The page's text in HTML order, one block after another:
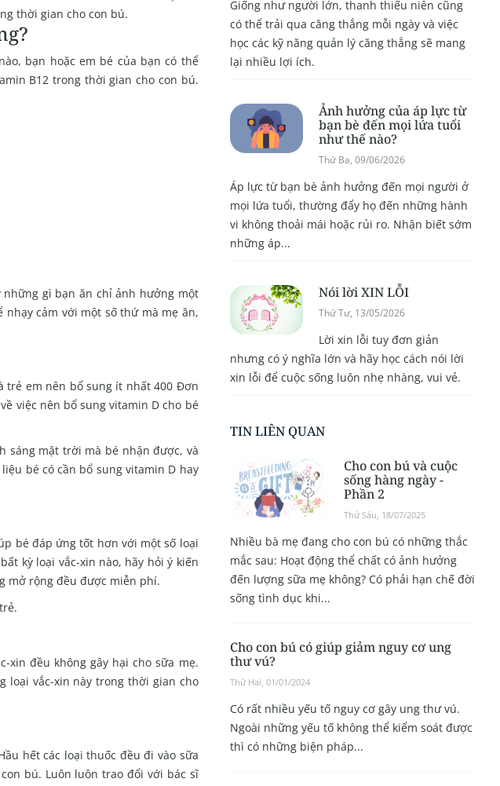
thời gian cho con bú.
bạn hoặc em bé của bạn có thể
B12 trong thời gian cho con bú.
gì bạn ăn chỉ ảnh hưởng một
cảm với một số thứ mà mẹ ăn,
trẻ em nên bổ sung ít nhất 400 Đơn
việc nên bổ sung vitamin D cho bé
sáng mặt trời mà bé nhận được, và
bé có cần bổ sung vitamin D hay
bé đáp ứng tốt hơn với một số loại
kỳ loại vắc-xin nào, hãy hỏi ý kiến
mở rộng đều được miễn phí.
xin đều không gây hại cho sữa mẹ.
loại vắc-xin này trong thời gian cho
hết các loại thuốc đều đi vào sữa
bú. Luôn luôn trao đổi với bác sĩ
Giống như người lớn, thanh thiếu niên cũng
có thể trải qua căng thẳng mỗi ngày và việc
học các kỹ năng quản lý căng thẳng sẽ mang
lại nhiều lợi ích.
Ảnh hưởng của áp lực từ
bạn bè đến mọi lứa tuổi
như thế nào?
Thứ Ba, 09/06/2026
Áp lực từ bạn bè ảnh hưởng đến mọi người ở
mọi lứa tuổi, thường đẩy họ đến những hành
vi không thoải mái hoặc rủi ro. Nhận biết sớm
những áp...
Nói lời XIN LỖI
Thứ Tư, 13/05/2026
Lời xin lỗi tuy đơn giản
nhưng có ý nghĩa lớn và hãy học cách nói lời
xin lỗi để cuộc sống luôn nhẹ nhàng, vui vẻ.
TIN LIÊN QUAN
Cho con bú và cuộc
sống hàng ngày -
Phần 2
Thứ Sáu, 18/07/2025
Nhiều bà mẹ đang cho con bú có những thắc
mắc sau: Hoạt động thể chất có ảnh hưởng
đến lượng sữa mẹ không? Có phải hạn chế đời
sống tình dục khi...
Cho con bú có giúp giảm nguy cơ ung
thư vú?
Thứ Hai, 01/01/2024
Có rất nhiều yếu tố nguy cơ gây ung thư vú.
Ngoài những yếu tố không thể kiểm soát được
thì có những biện pháp...